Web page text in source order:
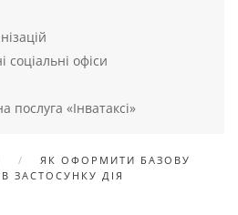
соціальні офіси
послуга «Інватаксі»
ЯК ОФОРМИТИ БАЗОВУ
ЗАСТОСУНКУ ДІЯ